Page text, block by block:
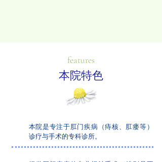
features
本院特色
本院是专注于肛门疾病（痔核、肛瘘等）
诊疗与手术的专科诊所。